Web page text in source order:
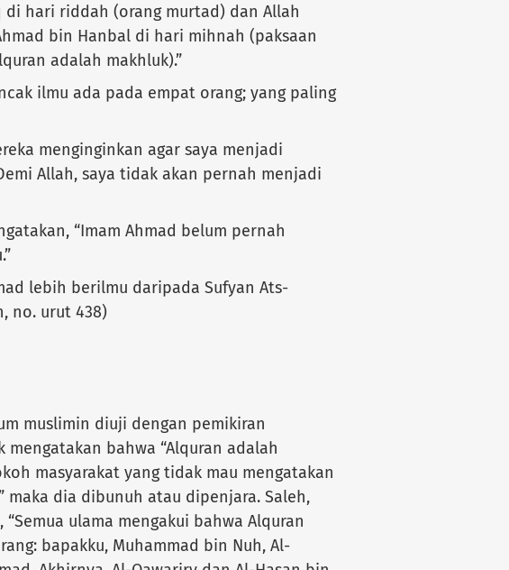
di hari riddah (orang murtad) dan Allah
bin Hanbal di hari mihnah (paksaan
adalah makhluk).”
ilmu ada pada empat orang; yang paling
menginginkan agar saya menjadi
Allah, saya tidak akan pernah menjadi
“Imam Ahmad belum pernah
lebih berilmu daripada Sufyan Ats-
no. urut 438)
muslimin diuji dengan pemikiran
mengatakan bahwa “Alquran adalah
masyarakat yang tidak mau mengatakan
maka dia dibunuh atau dipenjara. Saleh,
ulama mengakui bahwa Alquran
bapakku, Muhammad bin Nuh, Al-